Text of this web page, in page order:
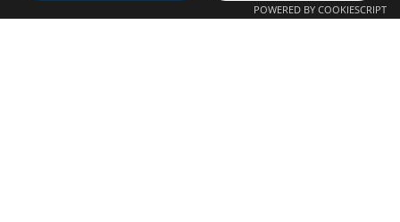
POWERED BY COOKIESCRIPT